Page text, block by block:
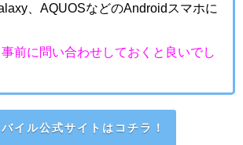
、AQUOSなどのAndroidスマホに
前に問い合わせしておくと良いでし
イル公式サイトはコチラ！